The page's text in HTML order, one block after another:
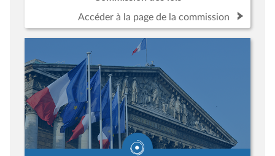
Accéder à la page de la commission